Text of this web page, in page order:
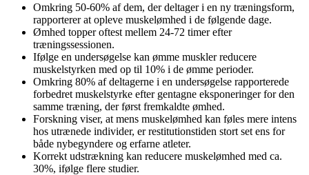
Omkring 50-60% af dem, der deltager i en ny træningsform,
rapporterer at opleve muskelømhed i de følgende dage.
Ømhed topper oftest mellem 24-72 timer efter
træningssessionen.
Ifølge en undersøgelse kan ømme muskler reducere
muskelstyrken med op til 10% i de ømme perioder.
Omkring 80% af deltagerne i en undersøgelse rapporterede
forbedret muskelstyrke efter gentagne eksponeringer for den
samme træning, der først fremkaldte ømhed.
Forskning viser, at mens muskelømhed kan føles mere intens
hos utrænede individer, er restitutionstiden stort set ens for
både nybegyndere og erfarne atleter.
Korrekt udstrækning kan reducere muskelømhed med ca.
30%, ifølge flere studier.